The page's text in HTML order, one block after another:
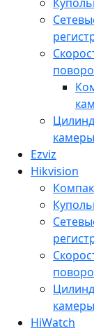
камеры
Ezviz
Hikvision
камеры
HiWatch